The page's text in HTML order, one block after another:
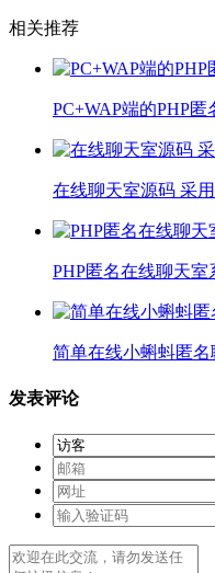
相关推荐
PC+WAP端的PHP
在线聊天室源码 采用
PHP匿名在线聊天室
简单在线小蝌蚪匿
发表评论